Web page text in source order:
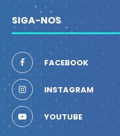
SIGA-NOS
FACEBOOK
INSTAGRAM
YOUTUBE